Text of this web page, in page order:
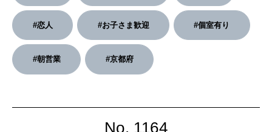
2026年2月号「良運を掴む 新・開運術。」
2026年1月号「猫がいれば、幸せ」
2025年12月号「お酒の新常識。」
#恋人 #お子さま歓迎 #個室有り
#朝営業 #京都府
No. 1164